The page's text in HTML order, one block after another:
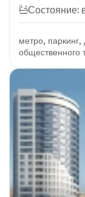
Состояние:
метро, паркинг,
общественного